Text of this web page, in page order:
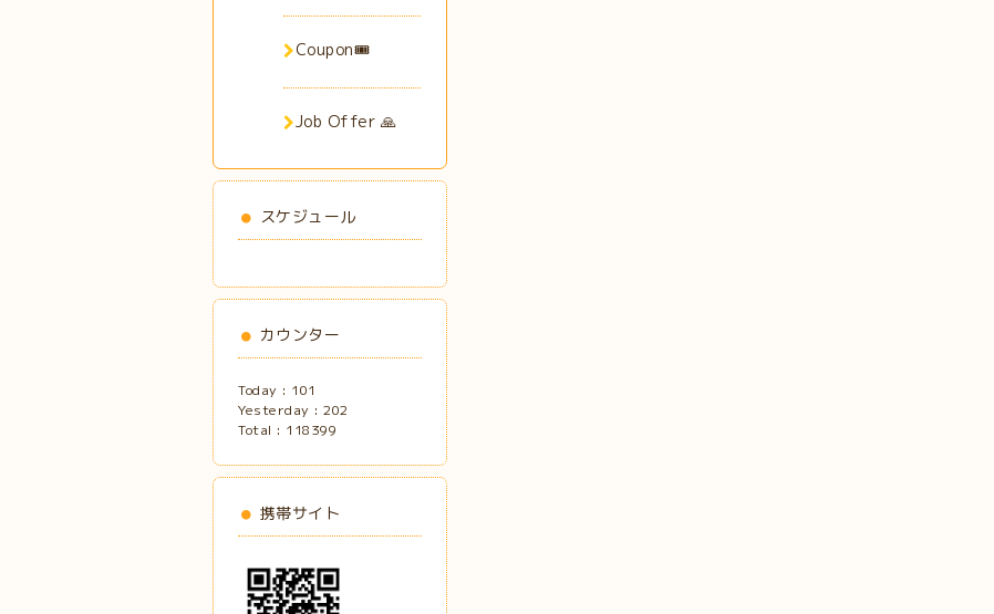
Coupon🎟️
Job Offer 🙏
スケジュール
カウンター
Today : 101
Yesterday : 202
Total : 118399
携帯サイト